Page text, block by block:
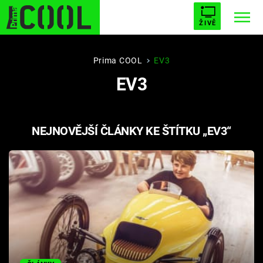
ŽIVĚ
BUFFY, PŘEMOŽITELKA UPÍRŮ
AVENGERS 5
Témata
Filmy
Seriály
Hry
Prima COOL EV3
EV3
NEJNOVĚJŠÍ ČLÁNKY KE ŠTÍTKU „EV3“